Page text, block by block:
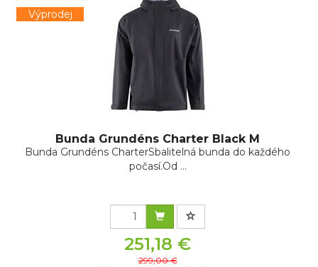
Výprodej
Bunda Grundéns Charter Black M
Bunda Grundéns CharterSbalitelná bunda do každého
počasí.Od ...
251,18 €
299,00 €